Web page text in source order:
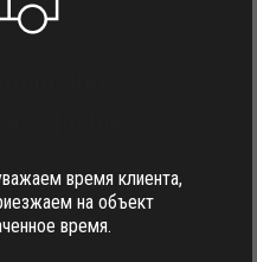
время клиента,
на объект
время.